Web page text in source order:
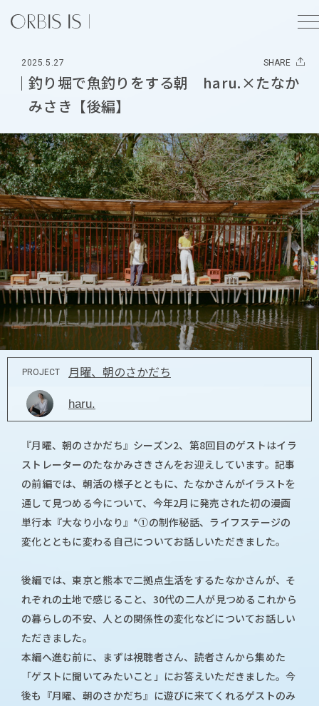
2025.5.27 SHARE
釣り堀で魚釣りをする朝 haru.×たなか
みさき【後編】
PROJECT 月曜、朝のさかだち
haru.
『月曜、朝のさかだち』シーズン2、第8回目のゲストはイラ
ストレーターのたなかみさきさんをお迎えしています。記事
の前編では、朝活の様子とともに、たなかさんがイラストを
通して見つめる今について、今年2月に発売された初の漫画
単行本『大なり小なり』*①の制作秘話、ライフステージの
変化とともに変わる自己についてお話しいただきました。
後編では、東京と熊本で二拠点生活をするたなかさんが、そ
れぞれの土地で感じること、30代の二人が見つめるこれから
の暮らしの不安、人との関係性の変化などについてお話しい
ただきました。
本編へ進む前に、まずは視聴者さん、読者さんから集めた
「ゲストに聞いてみたいこと」にお答えいただきました。今
後も『月曜、朝のさかだち』に遊びに来てくれるゲストのみ